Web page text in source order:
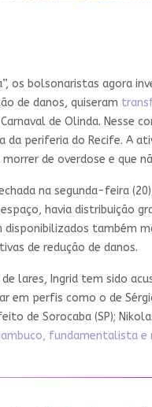
os bolsonaristas agora
de danos, quiseram
de Olinda. Nesse
da periferia do Recife. A
de overdose e que
na segunda-feira
havia distribuição
disponibilizados também
de redução de danos.
lares, Ingrid tem sido
em perfis como o de
de Sorocaba (SP);
fundamentalista e